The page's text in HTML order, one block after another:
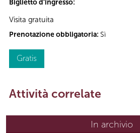
Biglietto d'ingresso:
Visita gratuita
Prenotazione obbligatoria: Sì
Gratis
Attività correlate
In archivio